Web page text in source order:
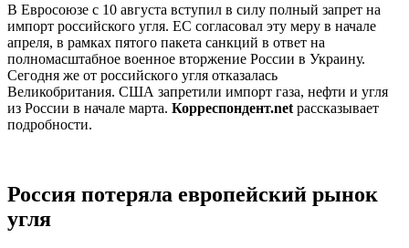
В Евросоюзе с 10 августа вступил в силу полный запрет на
импорт российского угля. ЕС согласовал эту меру в начале
апреля, в рамках пятого пакета санкций в ответ на
полномасштабное военное вторжение России в Украину.
Сегодня же от российского угля отказалась
Великобритания. США запретили импорт газа, нефти и угля
из России в начале марта. Корреспондент.net рассказывает
подробности.
Россия потеряла европейский рынок
угля